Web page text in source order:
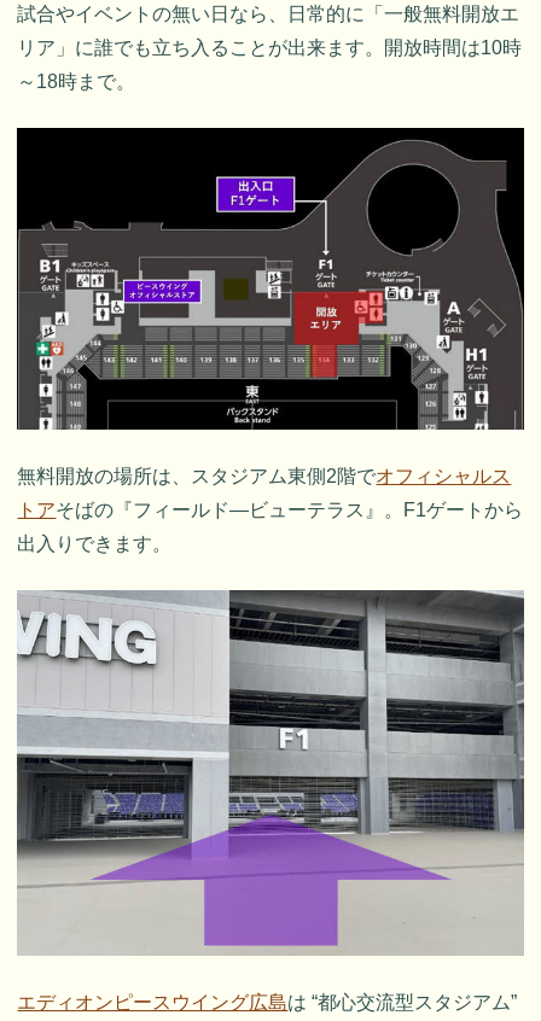
試合やイベントの無い日なら、日常的に「一般無料開放エ
リア」に誰でも立ち入ることが出来ます。開放時間は10時
～18時まで。
無料開放の場所は、スタジアム東側2階でオフィシャルス
トアそばの『フィールド―ビューテラス』。F1ゲートから
出入りできます。
エディオンピースウイング広島は “都心交流型スタジアム”